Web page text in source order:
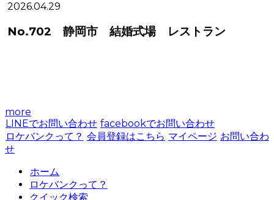
2026.04.29
No.702 静岡市 結婚式場 レストラン
more
LINEでお問い合わせ facebookでお問い合わせ
ロケバンクって？ 会員登録はこちら マイページ お問い合わ
せ
ホーム
ロケバンクって？
クイック検索